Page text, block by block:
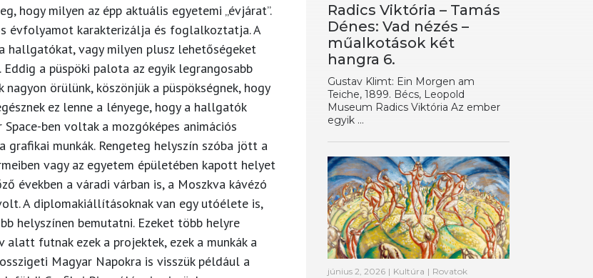
hogy milyen az épp aktuális egyetemi „évjárat”.
évfolyamot karakterizálja és foglalkoztatja. A
hallgatókat, vagy milyen plusz lehetőségeket
a püspöki palota az egyik legrangosabb
örülünk, köszönjük a püspökségnek, hogy
ez lenne a lényege, hogy a hallgatók
ben voltak a mozgóképes animációs
munkák. Rengeteg helyszín szóba jött a
vagy az egyetem épületében kapott helyet
években a váradi várban is, a Moszkva kávézó
A diplomakiállításoknak van egy utóélete is,
helyszínen bemutatni. Ezeket több helyre
futnak ezek a projektek, ezek a munkák a
Magyar Napokra is visszük például a
Radics Viktória – Tamás
Dénes: Vad nézés –
műalkotások két
hangra 6.
Gustav Klimt: Ein Morgen am
Teiche, 1899. Bécs, Leopold
Museum Radics Viktória Az ember
egyik ...
június 2, 2026 | Kultúra | Rovatok